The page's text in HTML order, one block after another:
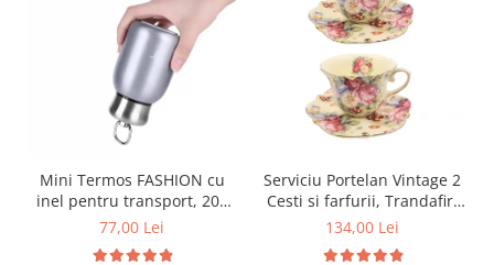
Mini Termos FASHION cu
inel pentru transport, 200
ml
77,00 Lei
Serviciu Portelan Vintage 2
Cesti si farfurii, Trandafiri
NEW
134,00 Lei